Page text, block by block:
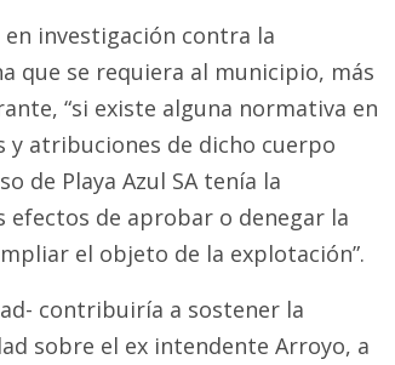
investigación contra la
que se requiera al municipio, más
“si existe alguna normativa en
y atribuciones de dicho cuerpo
de Playa Azul SA tenía la
de aprobar o denegar la
el objeto de la explotación”.
contribuiría a sostener la
sobre el ex intendente Arroyo, a